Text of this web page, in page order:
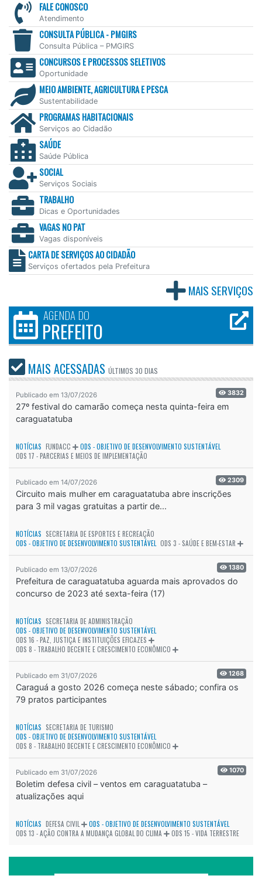
FALE CONOSCO
Atendimento
CONSULTA PÚBLICA - PMGIRS
Consulta Pública – PMGIRS
CONCURSOS E PROCESSOS SELETIVOS
Oportunidade
MEIO AMBIENTE, AGRICULTURA E PESCA
Sustentabilidade
PROGRAMAS HABITACIONAIS
Serviços ao Cidadão
SAÚDE
Saúde Pública
SOCIAL
Serviços Sociais
TRABALHO
Dicas e Oportunidades
VAGAS NO PAT
Vagas disponíveis
CARTA DE SERVIÇOS AO CIDADÃO
Serviços ofertados pela Prefeitura
MAIS SERVIÇOS
AGENDA DO
PREFEITO
MAIS ACESSADAS ÚLTIMOS 30 DIAS
Publicado em 13/07/2026 3832
27º festival do camarão começa nesta quinta-feira em
caraguatatuba
NOTÍCIAS FUNDACC
ODS - OBJETIVO DE DESENVOLVIMENTO SUSTENTÁVEL
ODS 17 - PARCERIAS E MEIOS DE IMPLEMENTAÇÃO
Publicado em 14/07/2026 2309
Circuito mais mulher em caraguatatuba abre inscrições
para 3 mil vagas gratuitas a partir de...
NOTÍCIAS SECRETARIA DE ESPORTES E RECREAÇÃO
ODS - OBJETIVO DE DESENVOLVIMENTO SUSTENTÁVEL ODS 3 - SAÚDE E BEM-ESTAR
Publicado em 13/07/2026 1380
Prefeitura de caraguatatuba aguarda mais aprovados do
concurso de 2023 até sexta-feira (17)
NOTÍCIAS SECRETARIA DE ADMINISTRAÇÃO
ODS - OBJETIVO DE DESENVOLVIMENTO SUSTENTÁVEL
ODS 16 - PAZ, JUSTIÇA E INSTITUIÇÕES EFICAZES
ODS 8 - TRABALHO DECENTE E CRESCIMENTO ECONÔMICO
Publicado em 31/07/2026 1268
Caraguá a gosto 2026 começa neste sábado; confira os
79 pratos participantes
NOTÍCIAS SECRETARIA DE TURISMO
ODS - OBJETIVO DE DESENVOLVIMENTO SUSTENTÁVEL
ODS 8 - TRABALHO DECENTE E CRESCIMENTO ECONÔMICO
Publicado em 31/07/2026 1070
Boletim defesa civil – ventos em caraguatatuba –
atualizações aqui
NOTÍCIAS DEFESA CIVIL
ODS - OBJETIVO DE DESENVOLVIMENTO SUSTENTÁVEL
ODS 13 - AÇÃO CONTRA A MUDANÇA GLOBAL DO CLIMA
ODS 15 - VIDA TERRESTRE